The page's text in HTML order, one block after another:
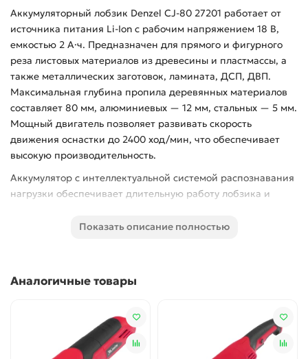
Аккумуляторный лобзик Denzel CJ-80 27201 работает от
источника питания Li-Ion с рабочим напряжением 18 В,
емкостью 2 А·ч. Предназначен для прямого и фигурного
реза листовых материалов из древесины и пластмассы, а
также металлических заготовок, ламината, ДСП, ДВП.
Максимальная глубина пропила деревянных материалов
составляет 80 мм, алюминиевых — 12 мм, стальных — 5 мм.
Мощный двигатель позволяет развивать скорость
движения оснастки до 2400 ход/мин, что обеспечивает
высокую производительность.
Аккумулятор с интеллектуальной системой распознавания
нагрузки обеспечивает длительную работу лобзика и
аккумуляторным инструментом Denzel battery system 18V.
функцию маятникового хода, позволяющего
Выбор оптимального режима в зависимости от типа
материала — предусмотрено 3 ступени регулировки
маятникового хода, а также возможность настройки
Показать описание полностью
Аналогичные товары